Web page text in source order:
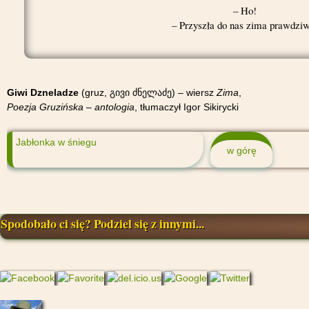
– Ho!
– Przyszła do nas zima
Giwi Dzneladze (gruz, გივი ძნელაძე) – wiersz Zima
Poezja Gruzińska – antologia , tłumaczył Igor Sikirycki
Jabłonka w śniegu
w górę
Spodobało ci się? Podziel się z innymi...